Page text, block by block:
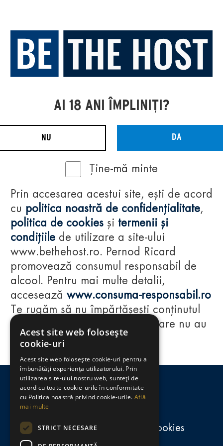
Regulamente
consumă-responsabil.ro
Politica de confidențialitate și cookies
AI 18 ANI ÎMPLINIȚI?
NU DA
Ține-mă minte
Prin accesarea acestui site, ești de acord
cu politica noastră de confidențialitate,
politica de cookies și termenii și
condițiile de utilizare a site-ului
www.bethehost.ro. Pernod Ricard
promovează consumul responsabil de
alcool. Pentru mai multe detalii,
accesează www.consuma-responsabil.ro
Te rugăm să nu împărtășești conținutul
acestui website cu persoane care nu au
împlinit vârsta de 18 ani.
Acest site web folosește
cookie-uri
Acest site web folosește cookie-uri pentru a
îmbunătăți experiența utilizatorului. Prin
utilizarea site-ului nostru web, sunteți de
acord cu toate cookie-urile în conformitate
cu Politica noastră privind cookie-urile. Află
mai multe
STRICT NECESARE